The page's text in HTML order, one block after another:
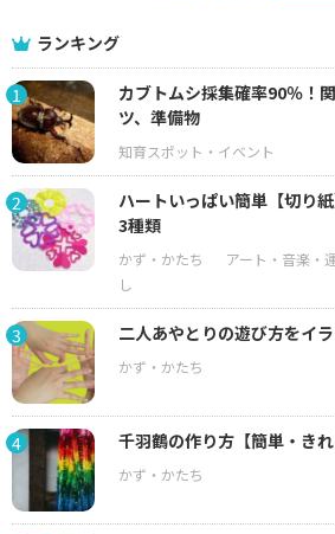
ランキング
1
カブトムシ採集確率90％！
ツ、準備物
2
ハートいっぱい簡単【切り
3種類
3 二人あやとりの遊び方をイ
4 千羽鶴の作り方【簡単・きれ